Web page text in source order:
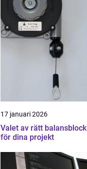
17 januari 2026
Valet av rätt balansblock
för dina projekt